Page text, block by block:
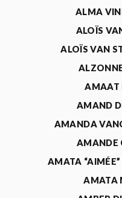
ALMA
ALOÏS
ALOÏS VAN
AMAAT
AMAND
AMANDA
AMANDE
AMATA
AMATA